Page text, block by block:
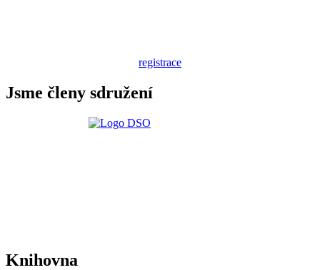
registrace
Jsme členy sdružení
Knihovna